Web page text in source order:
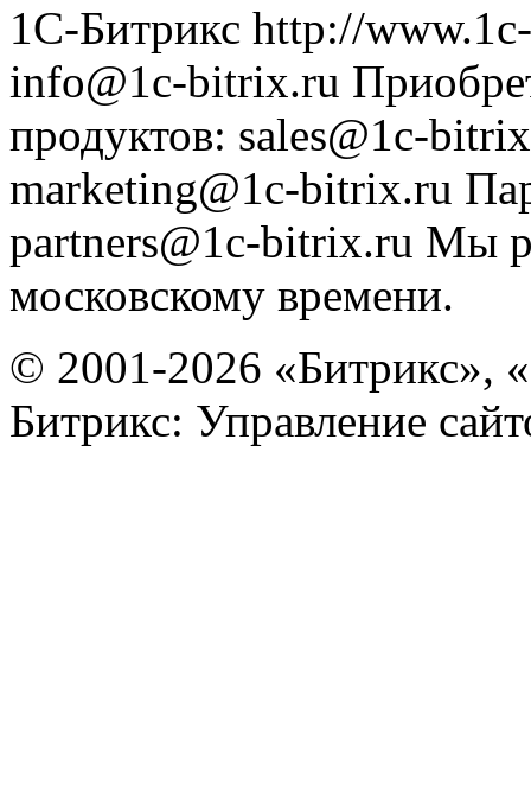
1С-Битрикс http://
info@1c-bitrix.ru
продуктов: sales@1c-
marketing@1c-bitrix.ru
partners@1c-bitrix.ru Мы
московскому времени.
© 2001-2026 «Битрикс»,
Битрикс: Управление